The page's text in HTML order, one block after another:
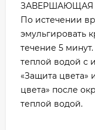
ЗАВЕРШАЮЩАЯ
По истечении
эмульгировать
течение 5
теплой водой с
«Защита цвета»
цвета» после
теплой водой.